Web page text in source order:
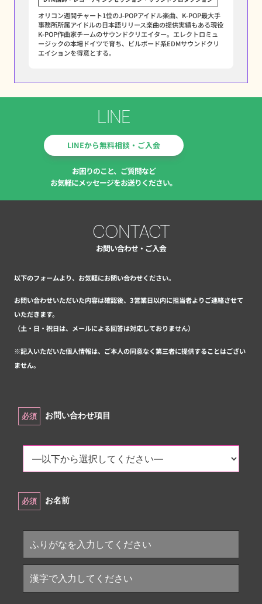
オリコン週間チャート1位のJ-POPアイドル楽曲、K-POP最大手
事務所所属アイドルの日本語リリース楽曲の提供実績もある現役
K-POP作曲家チームのサウンドクリエイター。エレクトロミュ
ージックの本場ドイツで育ち、ビルボード系EDMサウンドクリ
エイションを得意とする。
LINE
LINEから無料相談・ご入会
お困りのこと、ご質問など
お気軽にメッセージをお送りください。
CONTACT
お問い合わせ・ご入会
以下のフォームより、お気軽にお問い合わせください。
お問い合わせいただいた内容は確認後、3営業日以内に担当者よりご連絡させて
いただきます。
（土・日・祝日は、メールによる回答は対応しておりません）
※記入いただいた個人情報は、ご本人の同意なく第三者に提供することはござい
ません。
必須 お問い合わせ項目
必須 お名前